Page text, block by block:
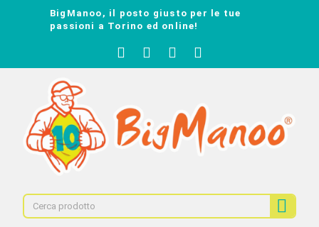
BigManoo, il posto giusto per le tue
passioni a Torino ed online!